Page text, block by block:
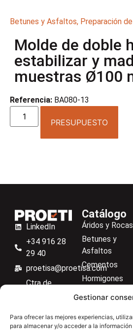
Gestionar
Para ofrecer las mejores experiencias,
para almacenar y/o acceder a la
Betunes y Asfaltos, Preparación
Molde de doble
estabilizar y
muestras Ø100
Referencia: BA080-13
PRESUPUESTO
LinkedIn
+34 916 28
29 40
proetisa@proetisa.com
Ctra de
M-106, Km
Catálogo
Áridos y Rocas
Betunes y
Asfaltos
Cementos
Hormigones
Suelos
Aceros